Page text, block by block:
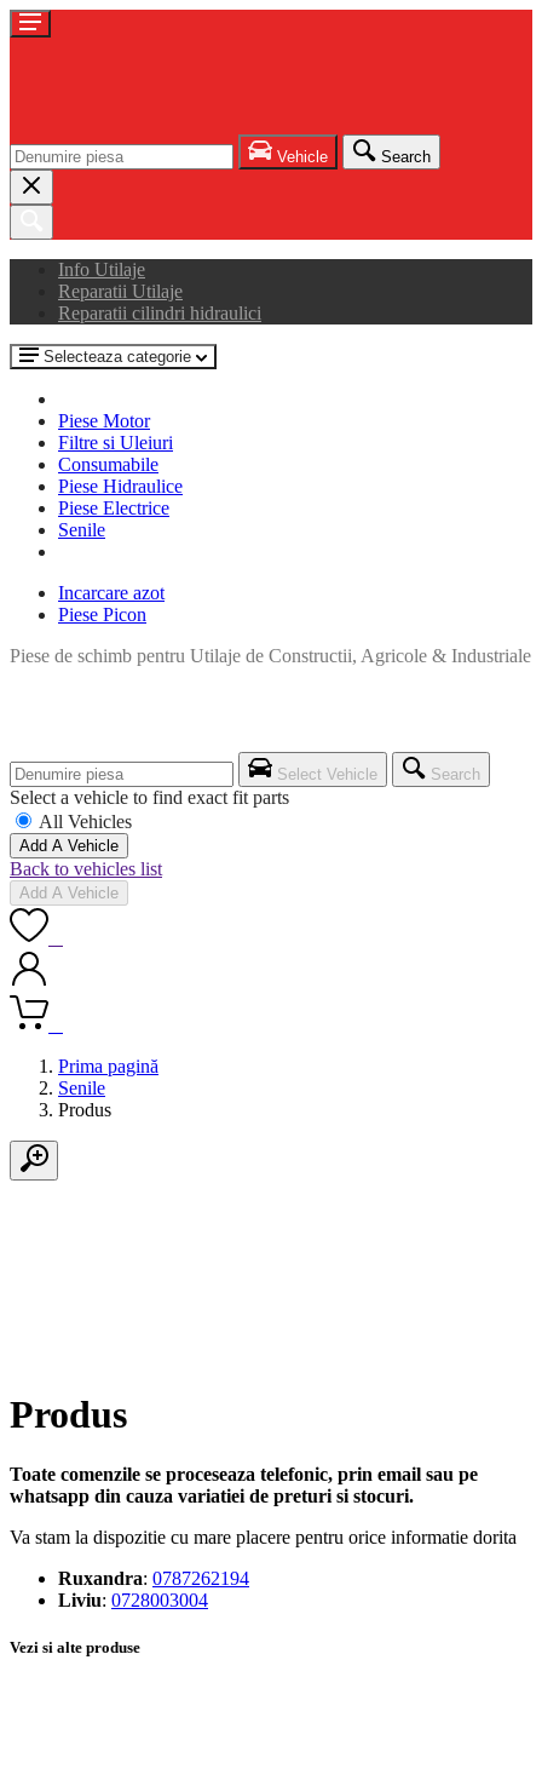
Vehicle Search
Info Utilaje
Reparatii Utilaje
Reparatii cilindri hidraulici
Selecteaza categorie
Piese Motor
Filtre si Uleiuri
Consumabile
Piese Hidraulice
Piese Electrice
Senile
Incarcare azot
Piese Picon
Piese de schimb pentru Utilaje de Constructii, Agricole & Industriale
Select Vehicle Search
Select a vehicle to find exact fit parts
All Vehicles
Add A Vehicle
Back to vehicles list
Add A Vehicle
Prima pagină
Senile
Produs
Produs
Toate comenzile se proceseaza telefonic, prin email sau pe
whatsapp din cauza variatiei de preturi si stocuri.
Va stam la dispozitie cu mare placere pentru orice informatie dorita
Ruxandra: 0787262194
Liviu: 0728003004
Vezi si alte produse